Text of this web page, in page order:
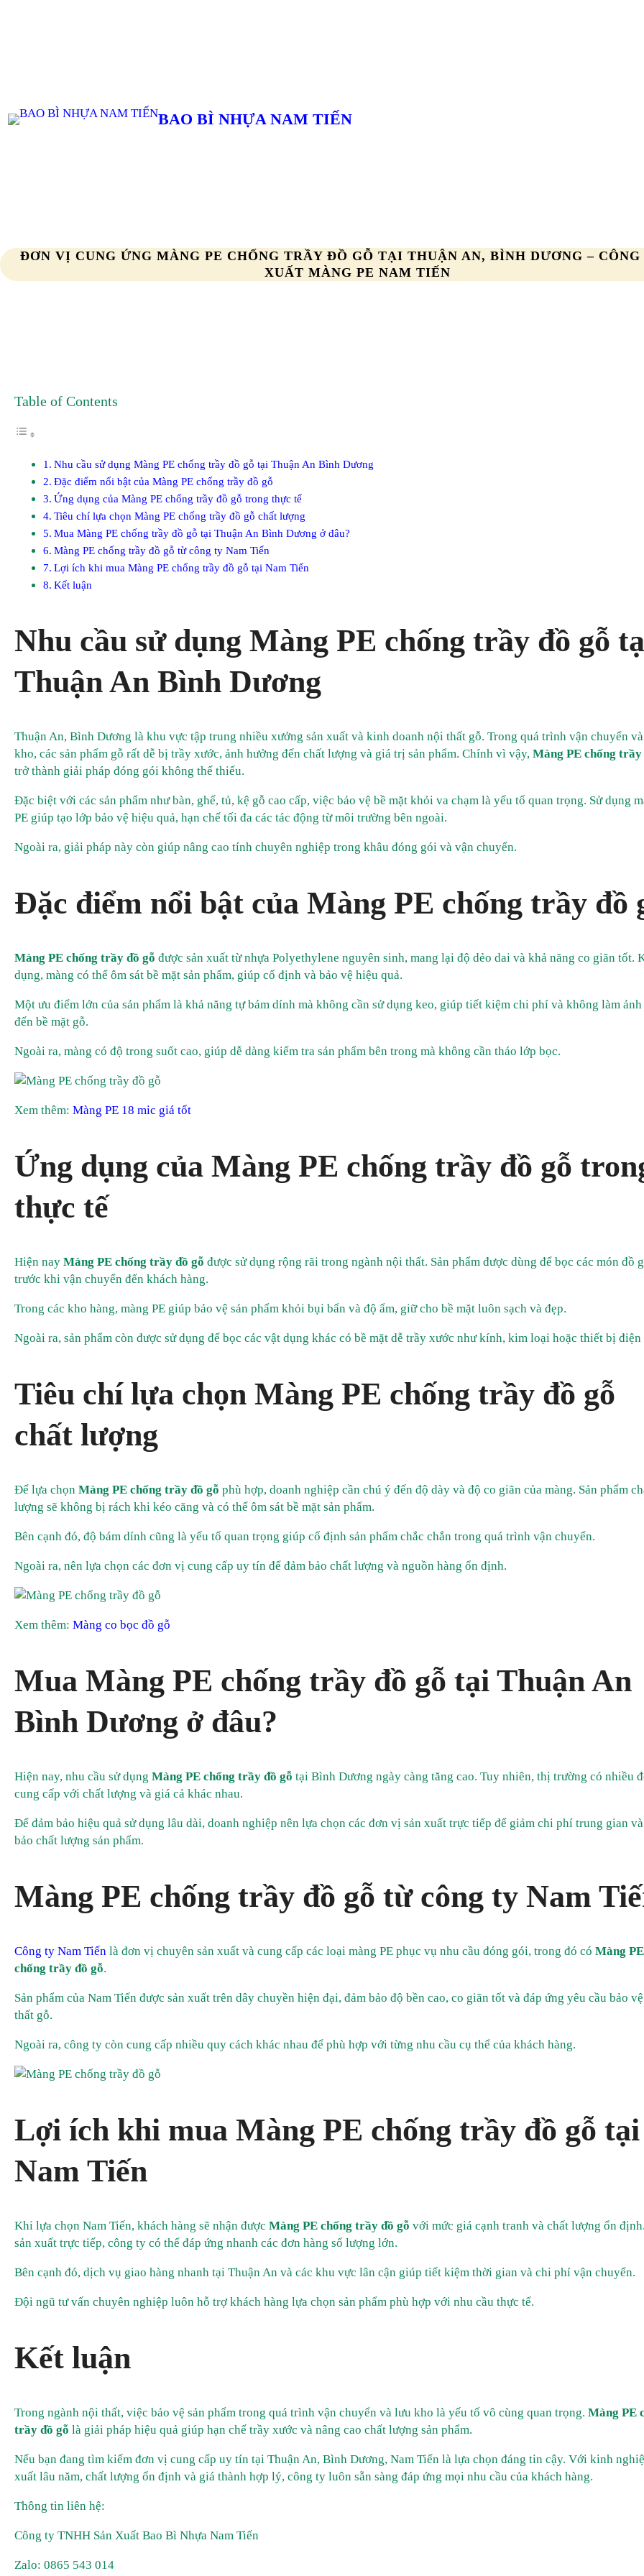
BAO BÌ NHỰA NAM TIẾN
ĐƠN VỊ CUNG ỨNG MÀNG PE CHỐNG TRẦY ĐỒ GỖ TẠI THUẬN AN, BÌNH DƯƠNG – CÔNG
XUẤT MÀNG PE NAM TIẾN
Table of Contents
Nhu cầu sử dụng Màng PE chống trầy đồ gỗ tại Thuận An Bình Dương
Đặc điểm nổi bật của Màng PE chống trầy đồ gỗ
Ứng dụng của Màng PE chống trầy đồ gỗ trong thực tế
Tiêu chí lựa chọn Màng PE chống trầy đồ gỗ chất lượng
Mua Màng PE chống trầy đồ gỗ tại Thuận An Bình Dương ở đâu?
Màng PE chống trầy đồ gỗ từ công ty Nam Tiến
Lợi ích khi mua Màng PE chống trầy đồ gỗ tại Nam Tiến
Kết luận
Nhu cầu sử dụng Màng PE chống trầy đồ gỗ
Thuận An Bình Dương
Thuận An, Bình Dương là khu vực tập trung nhiều xưởng sản xuất và kinh doanh nội thất gỗ. Trong quá trình vận chuyển
kho, các sản phẩm gỗ rất dễ bị trầy xước, ảnh hưởng đến chất lượng và giá trị sản phẩm. Chính vì vậy, Màng PE chống trầy
trở thành giải pháp đóng gói không thể thiếu.
Đặc biệt với các sản phẩm như bàn, ghế, tủ, kệ gỗ cao cấp, việc bảo vệ bề mặt khỏi va chạm là yếu tố quan trọng. Sử dụng
PE giúp tạo lớp bảo vệ hiệu quả, hạn chế tối đa các tác động từ môi trường bên ngoài.
Ngoài ra, giải pháp này còn giúp nâng cao tính chuyên nghiệp trong khâu đóng gói và vận chuyển.
Đặc điểm nổi bật của Màng PE chống trầy đồ
Màng PE chống trầy đồ gỗ được sản xuất từ nhựa Polyethylene nguyên sinh, mang lại độ dẻo dai và khả năng co giãn tốt.
dụng, màng có thể ôm sát bề mặt sản phẩm, giúp cố định và bảo vệ hiệu quả.
Một ưu điểm lớn của sản phẩm là khả năng tự bám dính mà không cần sử dụng keo, giúp tiết kiệm chi phí và không làm
đến bề mặt gỗ.
Ngoài ra, màng có độ trong suốt cao, giúp dễ dàng kiểm tra sản phẩm bên trong mà không cần tháo lớp bọc.
Xem thêm: Màng PE 18 mic giá tốt
Ứng dụng của Màng PE chống trầy đồ gỗ
thực tế
Hiện nay Màng PE chống trầy đồ gỗ được sử dụng rộng rãi trong ngành nội thất. Sản phẩm được dùng để bọc các món đồ
trước khi vận chuyển đến khách hàng.
Trong các kho hàng, màng PE giúp bảo vệ sản phẩm khỏi bụi bẩn và độ ẩm, giữ cho bề mặt luôn sạch và đẹp.
Ngoài ra, sản phẩm còn được sử dụng để bọc các vật dụng khác có bề mặt dễ trầy xước như kính, kim loại hoặc thiết bị điện
Tiêu chí lựa chọn Màng PE chống trầy đồ gỗ
chất lượng
Để lựa chọn Màng PE chống trầy đồ gỗ phù hợp, doanh nghiệp cần chú ý đến độ dày và độ co giãn của màng. Sản phẩm
lượng sẽ không bị rách khi kéo căng và có thể ôm sát bề mặt sản phẩm.
Bên cạnh đó, độ bám dính cũng là yếu tố quan trọng giúp cố định sản phẩm chắc chắn trong quá trình vận chuyển.
Ngoài ra, nên lựa chọn các đơn vị cung cấp uy tín để đảm bảo chất lượng và nguồn hàng ổn định.
Xem thêm: Màng co bọc đồ gỗ
Mua Màng PE chống trầy đồ gỗ tại Thuận An
Bình Dương ở đâu?
Hiện nay, nhu cầu sử dụng Màng PE chống trầy đồ gỗ tại Bình Dương ngày càng tăng cao. Tuy nhiên, thị trường có nhiều
cung cấp với chất lượng và giá cả khác nhau.
Để đảm bảo hiệu quả sử dụng lâu dài, doanh nghiệp nên lựa chọn các đơn vị sản xuất trực tiếp để giảm chi phí trung gian
bảo chất lượng sản phẩm.
Màng PE chống trầy đồ gỗ từ công ty Nam
Công ty Nam Tiến là đơn vị chuyên sản xuất và cung cấp các loại màng PE phục vụ nhu cầu đóng gói, trong đó có Màng PE
chống trầy đồ gỗ.
Sản phẩm của Nam Tiến được sản xuất trên dây chuyền hiện đại, đảm bảo độ bền cao, co giãn tốt và đáp ứng yêu cầu bảo
thất gỗ.
Ngoài ra, công ty còn cung cấp nhiều quy cách khác nhau để phù hợp với từng nhu cầu cụ thể của khách hàng.
Lợi ích khi mua Màng PE chống trầy đồ gỗ tại
Nam Tiến
Khi lựa chọn Nam Tiến, khách hàng sẽ nhận được Màng PE chống trầy đồ gỗ với mức giá cạnh tranh và chất lượng ổn
sản xuất trực tiếp, công ty có thể đáp ứng nhanh các đơn hàng số lượng lớn.
Bên cạnh đó, dịch vụ giao hàng nhanh tại Thuận An và các khu vực lân cận giúp tiết kiệm thời gian và chi phí vận chuyển.
Đội ngũ tư vấn chuyên nghiệp luôn hỗ trợ khách hàng lựa chọn sản phẩm phù hợp với nhu cầu thực tế.
Kết luận
Trong ngành nội thất, việc bảo vệ sản phẩm trong quá trình vận chuyển và lưu kho là yếu tố vô cùng quan trọng. Màng PE
trầy đồ gỗ là giải pháp hiệu quả giúp hạn chế trầy xước và nâng cao chất lượng sản phẩm.
Nếu bạn đang tìm kiếm đơn vị cung cấp uy tín tại Thuận An, Bình Dương, Nam Tiến là lựa chọn đáng tin cậy. Với kinh
xuất lâu năm, chất lượng ổn định và giá thành hợp lý, công ty luôn sẵn sàng đáp ứng mọi nhu cầu của khách hàng.
Thông tin liên hệ:
Công ty TNHH Sản Xuất Bao Bì Nhựa Nam Tiến
Zalo: 0865 543 014